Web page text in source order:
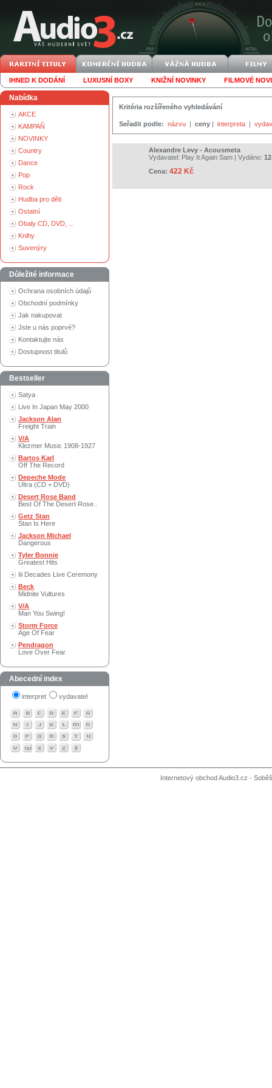
IHNED K DODÁNÍ LUXUSNÍ BOXY KNIŽNÍ NOVINKY FILMOVÉ
Nabídka
AKCE
KAMPAŇ
NOVINKY
Country
Dance
Pop
Rock
Hudba pro děti
Ostatní
Obaly CD, DVD, ...
Knihy
Suvenýry
Důležité informace
Ochrana osobních údajů
Obchodní podmínky
Jak nakupovat
Jste u nás poprvé?
Kontaktujte nás
Dostupnost titulů
Bestseller
Satya
Live In Japan May 2000
Jackson Alan
Freight Train
V/A
Klezmer Music 1908-1927
Bartos Karl
Off The Record
Depeche Mode
Ultra (CD + DVD)
Desert Rose Band
Best Of The Desert Rose..
Getz Stan
Stan Is Here
Jackson Michael
Dangerous
Tyler Bonnie
Greatest Hits
Iii Decades Live Ceremony
Beck
Midnite Vultures
V/A
Man You Swing!
Storm Force
Age Of Fear
Pendragon
Love Over Fear
Abecední index
interpret vydavatel
Kritéria rozšířeného vyhledávání
Seřadit podle: názvu | ceny | interpreta |
Alexandre Levy - Acousmeta
Vydavatel: Play It Again Sam | Vydáno:
Cena: 422 Kč
Internetový obchod Audio3.cz -